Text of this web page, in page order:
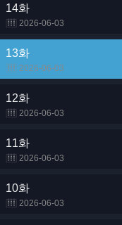
14화
2026-06-03
13화
2026-06-03
12화
2026-06-03
11화
2026-06-03
10화
2026-06-03